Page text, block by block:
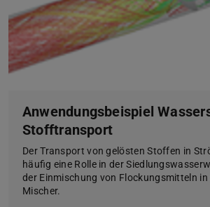
Anwendungsbeispiel
Stofftransport
Der Transport von gelösten Stoffen in
häufig eine Rolle in der
der Einmischung von Flockungsmitteln
Mischer.